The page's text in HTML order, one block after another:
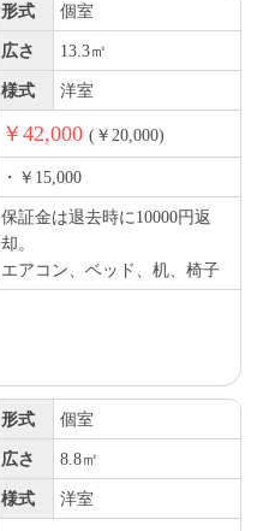
形式 個室
広さ 13.3㎡
様式 洋室
￥42,000 (￥20,000)
・￥15,000
保証金は退去時に10000円返
却。
エアコン、ベッド、机、椅子
形式 個室
広さ 8.8㎡
様式 洋室